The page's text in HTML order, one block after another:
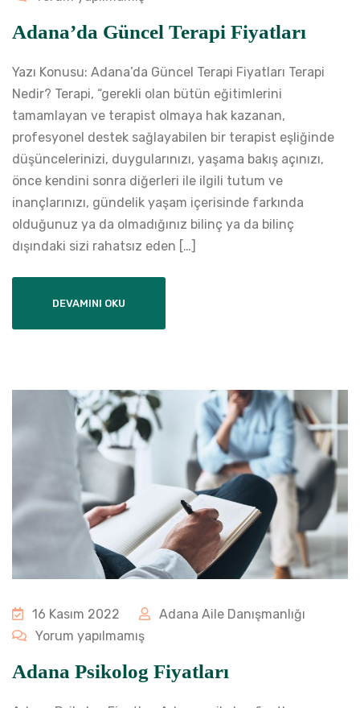
Adana’da Güncel Terapi Fiyatları
Yazı Konusu: Adana’da Güncel Terapi Fiyatları Terapi
Nedir? Terapi, “gerekli olan bütün eğitimlerini
tamamlayan ve terapist olmaya hak kazanan,
profesyonel destek sağlayabilen bir terapist eşliğinde
düşüncelerinizi, duygularınızı, yaşama bakış açınızı,
önce kendini sonra diğerleri ile ilgili tutum ve
inançlarınızı, gündelik yaşam içerisinde farkında
olduğunuz ya da olmadığınız bilinç ya da bilinç
dışındaki sizi rahatsız eden […]
DEVAMINI OKU
16 Kasım 2022
Adana Aile Danışmanlığı
Yorum yapılmamış
Adana Psikolog Fiyatları